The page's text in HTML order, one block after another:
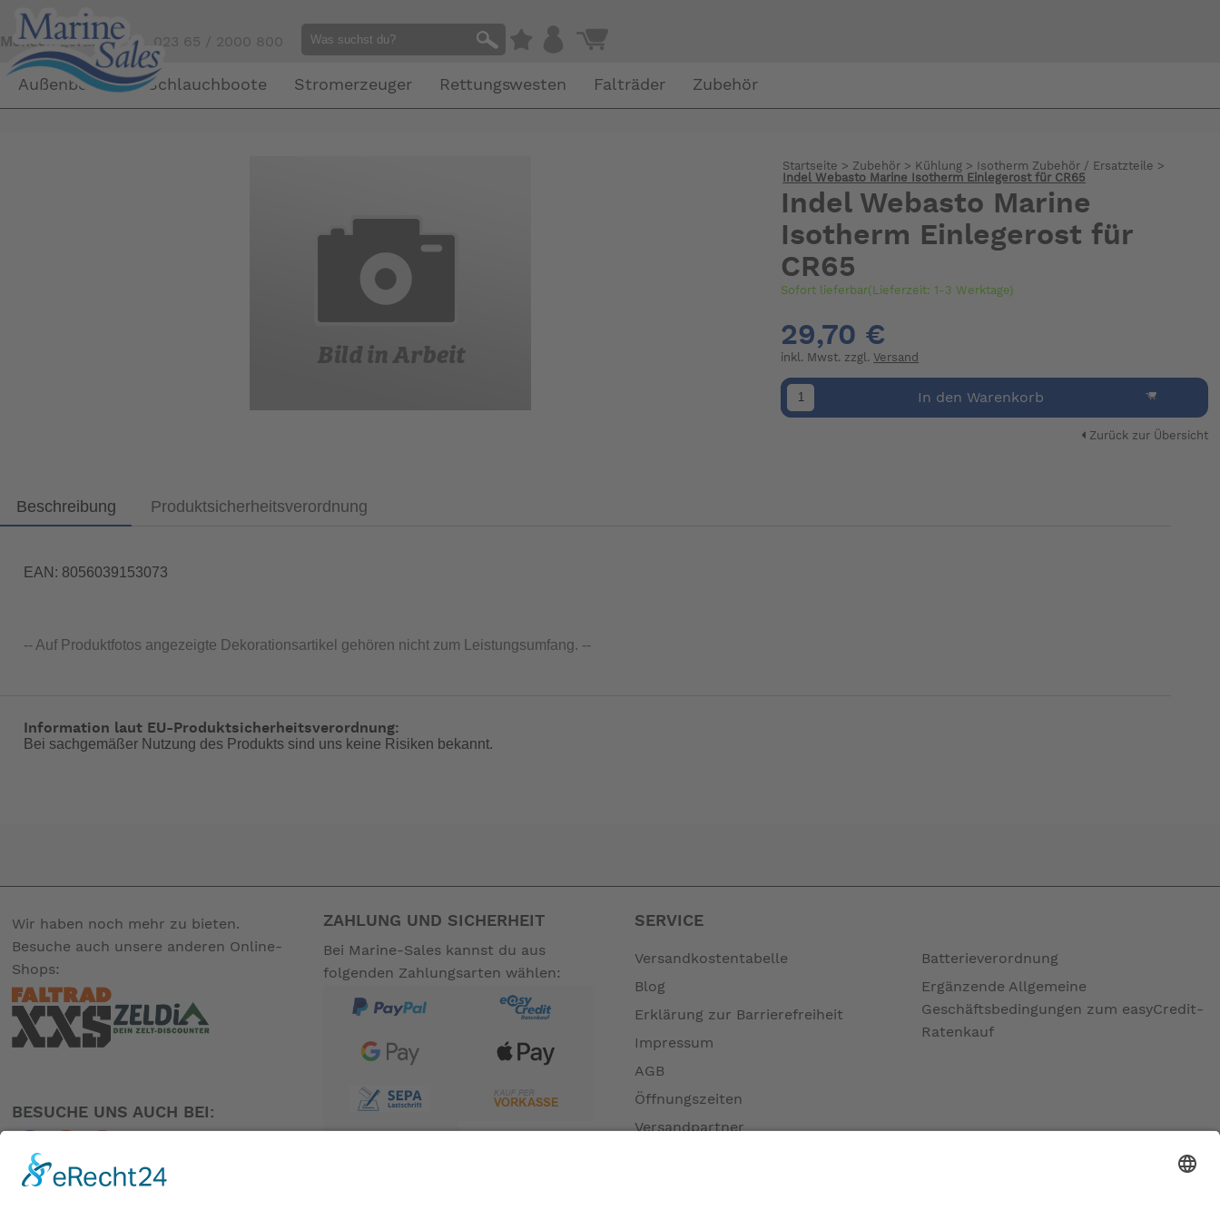
Mensch gefällig?Tel. 023 65 / 2000 800
Außenborder Schlauchboote Stromerzeuger Rettungswesten Falträder Zubehör
Startseite > Zubehör > Kühlung > Isotherm Zubehör / Ersatzteile >
Indel Webasto Marine Isotherm Einlegerost für CR65
Indel Webasto Marine
Isotherm Einlegerost für
CR65
Sofort lieferbar(Lieferzeit: 1-3 Werktage)
29,70 €
inkl. Mwst. zzgl.Versand
In den Warenkorb
Zurück zur Übersicht
Beschreibung Produktsicherheitsverordnung
EAN: 8056039153073
-- Auf Produktfotos angezeigte Dekorationsartikel gehören nicht zum Leistungsumfang. --
Information laut EU-Produktsicherheitsverordnung:
Bei sachgemäßer Nutzung des Produkts sind uns keine Risiken bekannt.
Wir haben noch mehr zu bieten.
Besuche auch unsere anderen Online-
Shops:
BESUCHE UNS AUCH BEI:
ZAHLUNG UND SICHERHEIT
Bei Marine-Sales kannst du aus
folgenden Zahlungsarten wählen:
SERVICE
Versandkostentabelle
Blog
Erklärung zur Barrierefreiheit
Impressum
AGB
Öffnungszeiten
Versandpartner
Batterieverordnung
Ergänzende Allgemeine
Geschäftsbedingungen zum easyCredit-
Ratenkauf